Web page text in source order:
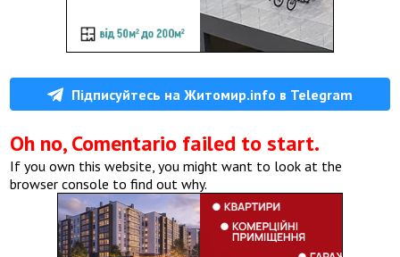
Підписуйтесь на Житомир.info в Telegram
Oh no, Comentario failed to start.
If you own this website, you might want to look at the
browser console to find out why.